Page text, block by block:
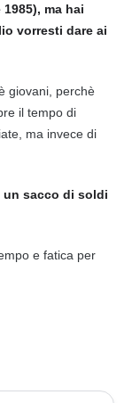
ma hai
vorresti dare ai
giovani, perchè
il tempo di
ma invece di
un sacco di soldi
e fatica per